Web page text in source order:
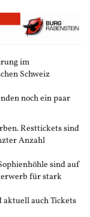
im
Schweiz
noch ein paar
Resttickets sind
Anzahl
sind auf
für stark
auch Tickets